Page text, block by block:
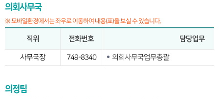
의회사무국
※ 모바일환경에서는 좌우로 이동하여 내용(표)을 보실 수 있습니다.
직위 전화번호 담당업무
사무국장 749-8340 의회사무국업무총괄
의정팀